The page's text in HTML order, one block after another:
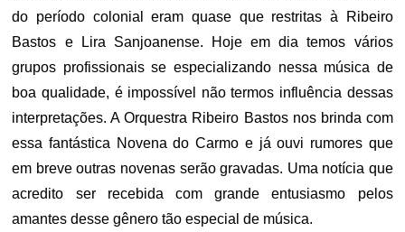
do período colonial eram quase que restritas à Ribeiro
Bastos e Lira Sanjoanense. Hoje em dia temos vários
grupos profissionais se especializando nessa música de
boa qualidade, é impossível não termos influência dessas
interpretações. A Orquestra Ribeiro Bastos nos brinda com
essa fantástica Novena do Carmo e já ouvi rumores que
em breve outras novenas serão gravadas. Uma notícia que
acredito ser recebida com grande entusiasmo pelos
amantes desse gênero tão especial de música.